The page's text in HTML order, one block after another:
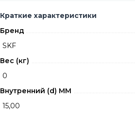
Краткие характеристики
Бренд
SKF
Вес (кг)
0
Внутренний (d) ММ
15,00